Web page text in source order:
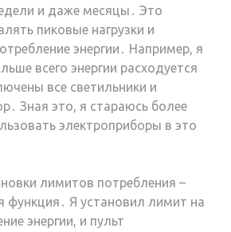
и даже месяцы․ Это
пиковые нагрузки и
энергии․ Например, я
всего энергии расходуется
все светильники и
Зная это, я стараюсь более
электроприборы в это
лимитов потребления –
функция․ Я установил лимит на
энергии, и пульт